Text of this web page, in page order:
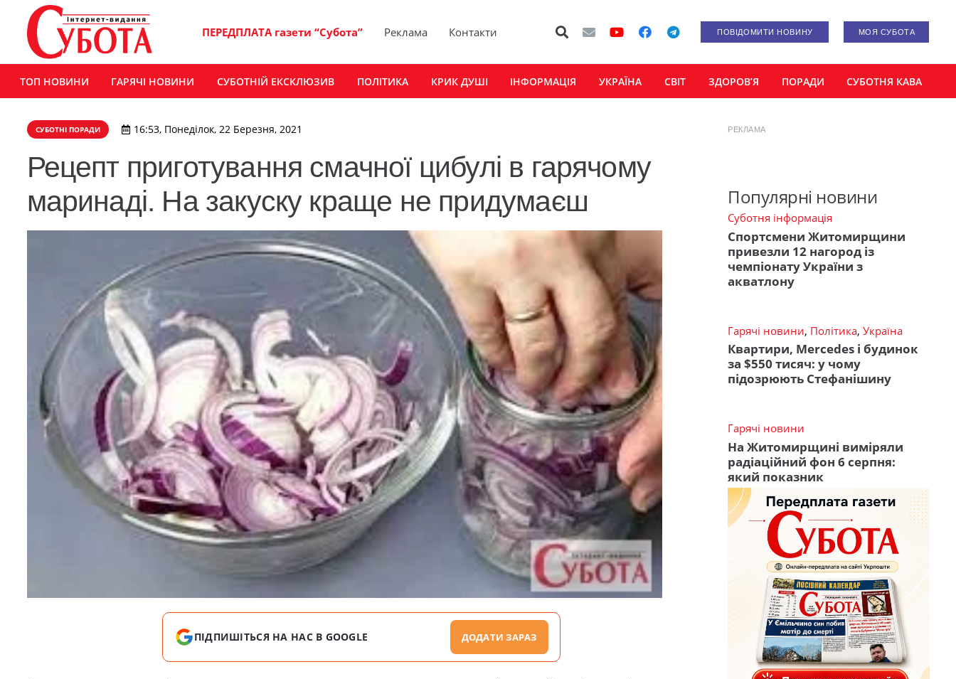
ПЕРЕДПЛАТА газети “Субота” Реклама Контакти ПОВІДОМИТИ НОВИНУ МОЯ СУБОТА
ТОП НОВИНИ ГАРЯЧІ НОВИНИ СУБОТНІЙ ЕКСКЛЮЗИВ ПОЛІТИКА КРИК ДУШІ ІНФОРМАЦІЯ УКРАЇНА СВІТ ЗДОРОВ’Я ПОРАДИ СУБОТНЯ КАВА
СУБОТНІ ПОРАДИ 16:53, Понеділок, 22 Березня, 2021
Рецепт приготування смачної цибулі в гарячому
маринаді. На закуску краще не придумаєш
ПІДПИШІТЬСЯ НА НАС В GOOGLE ДОДАТИ ЗАРАЗ
РЕКЛАМА
Популярні новини
Суботня інформація
Спортсмени Житомирщини
привезли 12 нагород із
чемпіонату України з
акватлону
Гарячі новини, Політика, Україна
Квартири, Mercedes і будинок
за $550 тисяч: у чому
підозрюють Стефанішину
Гарячі новини
На Житомирщині виміряли
радіаційний фон 6 серпня:
який показник